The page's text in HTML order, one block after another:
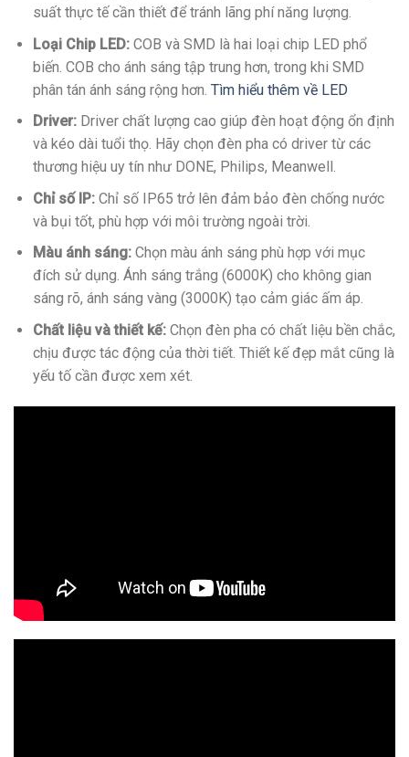
suất thực tế cần thiết để tránh lãng phí năng lượng.
Loại Chip LED:COB và SMD là hai loại chip LED phổ
biến. COB cho ánh sáng tập trung hơn, trong khi SMD
phân tán ánh sáng rộng hơn. Tìm hiểu thêm về LED
Driver:Driver chất lượng cao giúp đèn hoạt động ổn định
và kéo dài tuổi thọ. Hãy chọn đèn pha có driver từ các
thương hiệu uy tín như DONE, Philips, Meanwell.
Chỉ số IP:Chỉ số IP65 trở lên đảm bảo đèn chống nước
và bụi tốt, phù hợp với môi trường ngoài trời.
Màu ánh sáng:Chọn màu ánh sáng phù hợp với mục
đích sử dụng. Ánh sáng trắng (6000K) cho không gian
sáng rõ, ánh sáng vàng (3000K) tạo cảm giác ấm áp.
Chất liệu và thiết kế:Chọn đèn pha có chất liệu bền chắc,
chịu được tác động của thời tiết. Thiết kế đẹp mắt cũng là
yếu tố cần được xem xét.